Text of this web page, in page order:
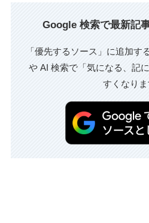
Google 検索で最新記
「優先するソース」に追加す
や AI 検索で「気になる、記
すくなりま